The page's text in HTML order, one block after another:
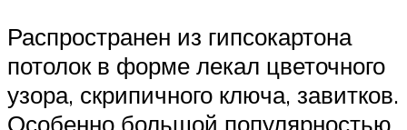
Распространен из гипсокартона
потолок в форме лекал цветочного
узора, скрипичного ключа, завитков.
Особенно большой популярностью